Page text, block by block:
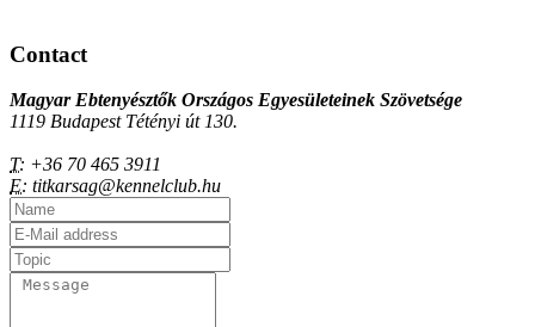
Contact
Magyar Ebtenyésztők Országos Egyesületeinek Szövetsége
1119 Budapest Tétényi út 130.
T: +36 70 465 3911
E: titkarsag@kennelclub.hu